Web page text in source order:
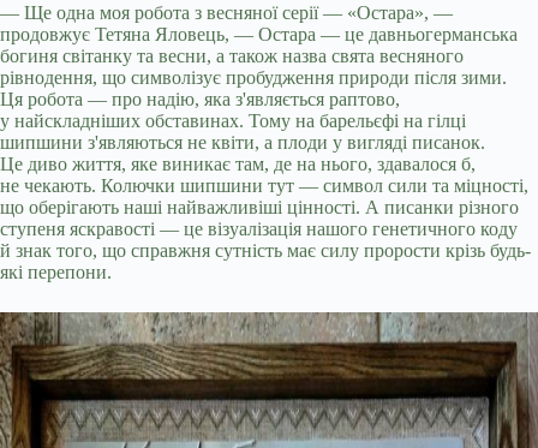
— Ще одна моя робота з весняної серії — «Остара», —
продовжує Тетяна Яловець, — Остара — це давньогерманська
богиня світанку та весни, а також назва свята весняного
рівнодення, що символізує пробудження природи після зими.
Ця робота — про надію, яка з'являється раптово,
у найскладніших обставинах. Тому на барельєфі на гілці
шипшини з'являються не квіти, а плоди у вигляді писанок.
Це диво життя, яке виникає там, де на нього, здавалося б,
не чекають. Колючки шипшини тут — символ сили та міцності,
що оберігають наші найважливіші цінності. А писанки різного
ступеня яскравості — це візуалізація нашого генетичного коду
й знак того, що справжня сутність має силу прорости крізь будь-
які перепони.